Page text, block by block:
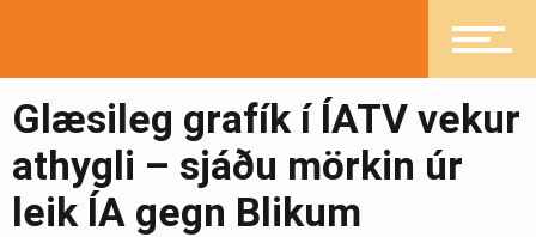
Glæsileg grafík í ÍATV vekur
athygli – sjáðu mörkin úr
leik ÍA gegn Blikum